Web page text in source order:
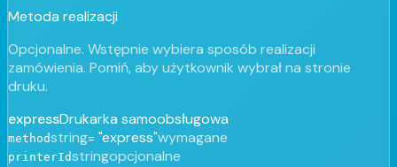
Metoda realizacji
Opcjonalne. Wstępnie wybiera sposób realizacji
zamówienia. Pomiń, aby użytkownik wybrał na stronie
druku.
expressDrukarka samoobsługowa
methodstring= "express"wymagane
printerIdstringopcjonalne